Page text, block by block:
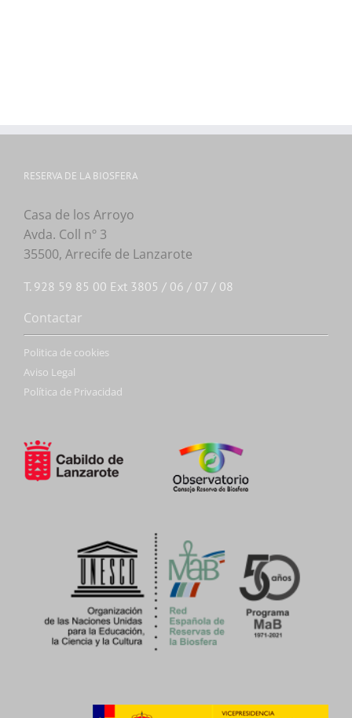
RESERVA DE LA BIOSFERA
Casa de los Arroyo
Avda. Coll nº 3
35500, Arrecife de Lanzarote
T. 928 59 85 00 Ext 3805 / 06 / 07 / 08
Contactar
Politica de cookies
Aviso Legal
Política de Privacidad